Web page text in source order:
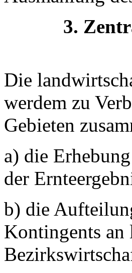
3.
Die
werdem zu
Gebieten
a) die
der
b) die
Kontingents an